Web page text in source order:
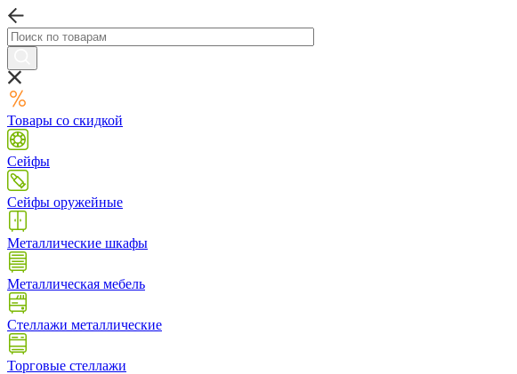
Товары со скидкой
Сейфы
Сейфы оружейные
Металлические шкафы
Металлическая мебель
Стеллажи металлические
Торговые стеллажи